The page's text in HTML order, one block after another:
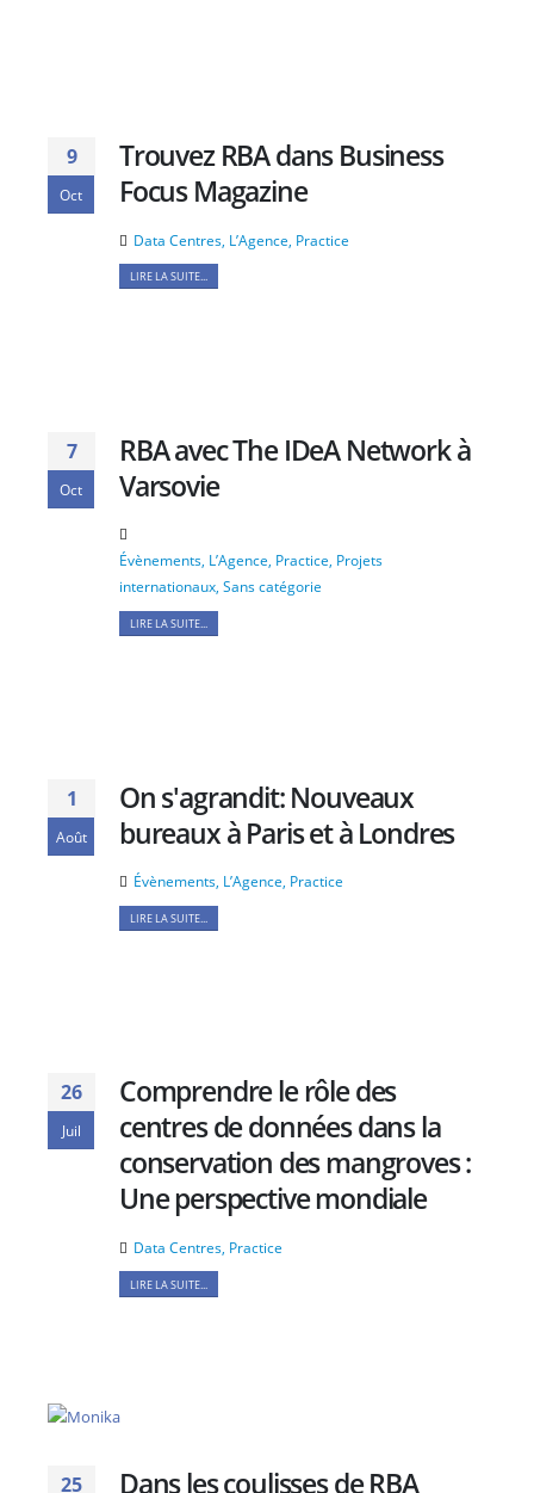
9
Oct
Trouvez RBA dans Business
Focus Magazine
Data Centres L’Agence Practice
LIRE LA SUITE...
7
Oct
RBA avec The IDeA Network à
Varsovie
Évènements, L’Agence, Practice, Projets
internationaux, Sans catégorie
LIRE LA SUITE...
1
Août
On s'agrandit: Nouveaux
bureaux à Paris et à Londres
Évènements, L’Agence, Practice
LIRE LA SUITE...
26
Juil
Comprendre le rôle des
centres de données dans la
conservation des mangroves :
Une perspective mondiale
Data Centres, Practice
LIRE LA SUITE...
25 Dans les coulisses de RBA